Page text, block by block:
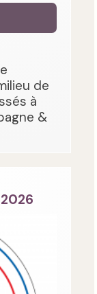
de
à
&
2026